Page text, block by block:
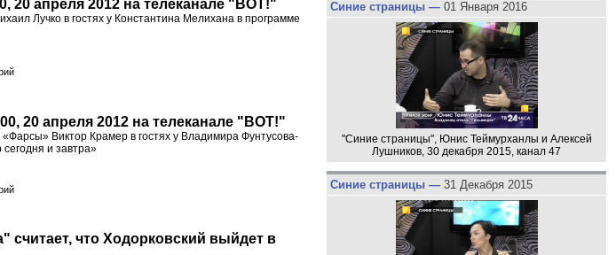
20 апреля 2012 на телеканале "ВОТ!"
Лучко в гостях у Константина Мелихана в программе
20 апреля 2012 на телеканале "ВОТ!"
«Фарсы» Виктор Крамер в гостях у Владимира Фунтусова-
и завтра»
считает, что Ходорковский выйдет в
Синие страницы — 01 Января 2016
"Синие страницы", Юнис Теймурханлы и Алексей
Лушников, 30 декабря 2015, канал 47
Синие страницы — 31 Декабря 2015